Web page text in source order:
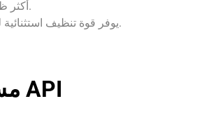
أكثر ظروف القيادة قسوة.
يوفر قوة تنظيف استثنائية للمحركات المتسخة.
مستوى أداء API